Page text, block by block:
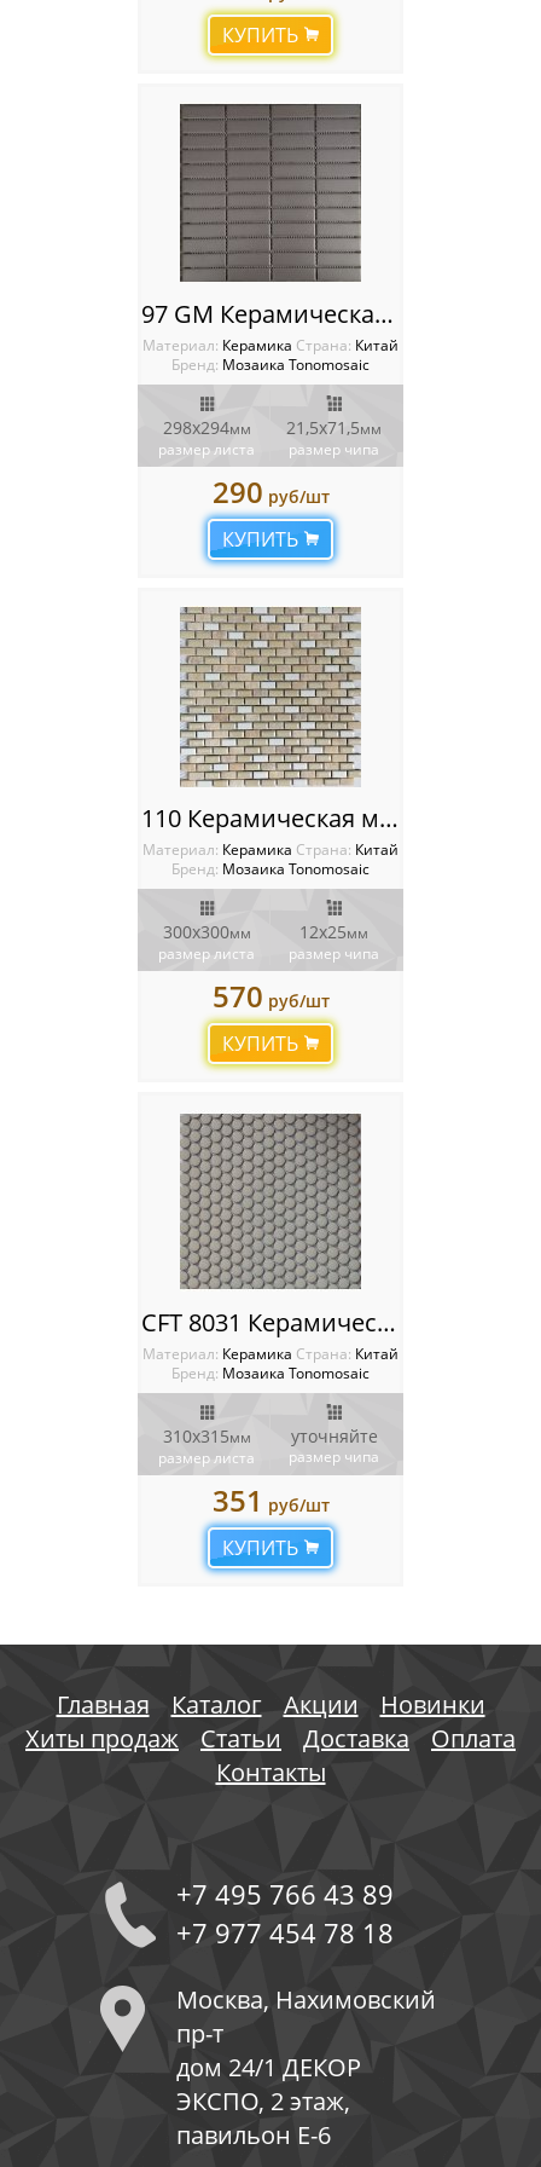
КУПИТЬ
97 GM Керамическая мозаика Tonomosaic
Материал: Керамика Cтрана: Китай
Бренд: Мозаика Tonomosaic
298x294мм
размер листа
21,5х71,5мм
размер чипа
290 руб/шт
КУПИТЬ
110 Керамическая мозаика Tonomosaic
Материал: Керамика Cтрана: Китай
Бренд: Мозаика Tonomosaic
300x300мм
размер листа
12х25мм
размер чипа
570 руб/шт
КУПИТЬ
CFT 8031 Керамическая мозаика Tonomosaic
Материал: Керамика Cтрана: Китай
Бренд: Мозаика Tonomosaic
310х315мм
размер листа
уточняйте
размер чипа
351 руб/шт
КУПИТЬ
Главная Каталог Акции
Новинки
Хиты продаж
Статьи Доставка
Оплата
Контакты
+7 495 766 43 89
+7 977 454 78 18
Москва, Нахимовский
пр-т
дом 24/1 ДЕКОР
ЭКСПО, 2 этаж,
павильон Е-6